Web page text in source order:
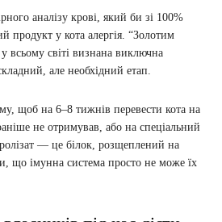
аналізу крові, який би зі 100%
продукт у кота алергія. “Золотим
всьому світі визнана виключна
але необхідний етап.
щоб на 6–8 тижнів перевести кота на
не отримував, або на спеціальний
— це білок, розщеплений на
що імунна система просто не може їх